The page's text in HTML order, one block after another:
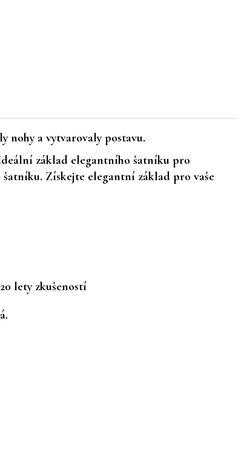
nohy a vytvarovaly postavu.
základ elegantního šatníku pro
šatníku. Získejte elegantní základ pro vaše
lety zkušeností